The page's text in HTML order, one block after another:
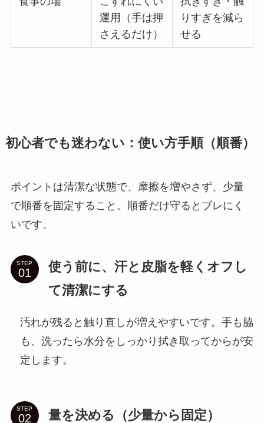
運用（手は押
さえるだけ）
りすぎを減ら
せる
初心者でも迷わない：使い方手順（順番）
ポイントは清潔な状態で、摩擦を増やさず、少量
で順番を固定すること。順番だけ守るとブレにく
いです。
STEP
使う前に、汗と皮脂を軽くオフし
て清潔にする
汚れが残ると触り直しが増えやすいです。手も脇
も、洗ったら水分をしっかり拭き取ってからが安
定します。
STEP 量を決める（少量から固定）